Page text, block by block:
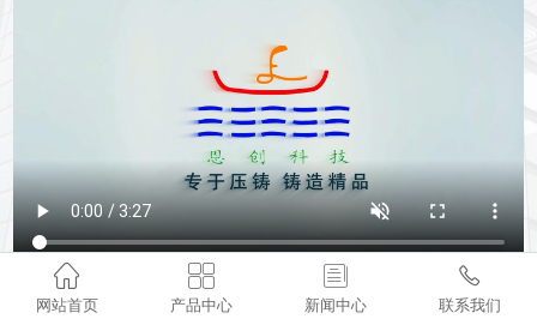

网站首页

产品中心

新闻中心

联系我们